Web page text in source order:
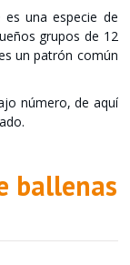
es una especie de
grupos de 12
un patrón común
número, de aquí
ballenas